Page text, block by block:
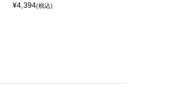
¥4,394(税込)